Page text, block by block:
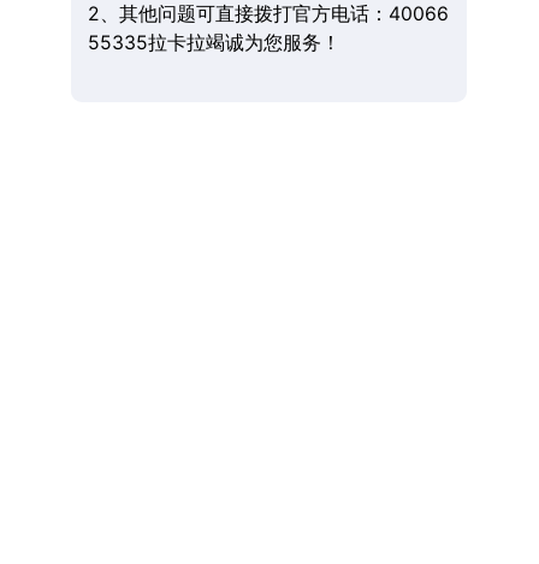
2、其他问题可直接拨打官方电话：40066
55335拉卡拉竭诚为您服务！